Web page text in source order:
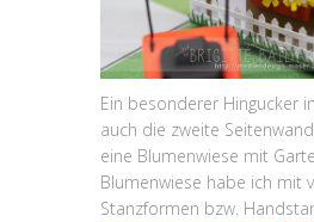
Ein besonderer Hingucker
auch die zweite
eine Blumenwiese mit
Blumenwiese habe ich mit
Stanzformen bzw.